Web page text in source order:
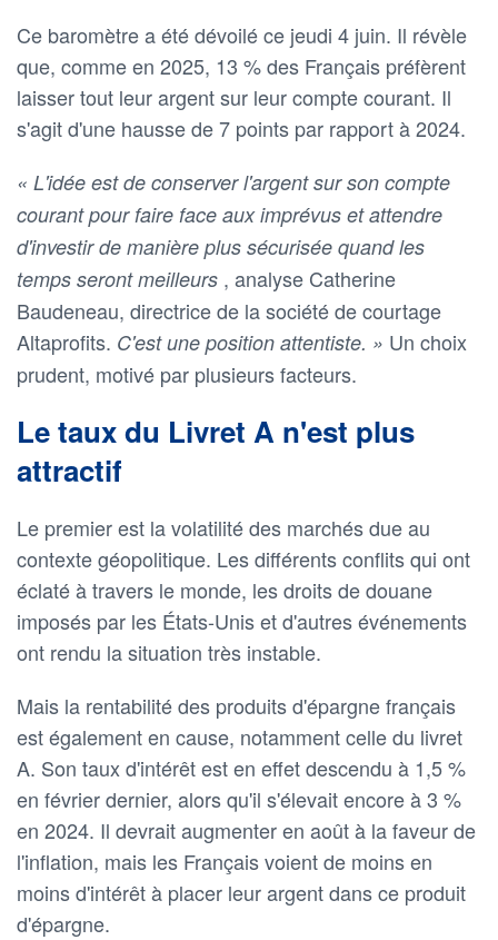
Ce baromètre a été dévoilé ce jeudi 4 juin. Il révèle
que, comme en 2025, 13 % des Français préfèrent
laisser tout leur argent sur leur compte courant. Il
s'agit d'une hausse de 7 points par rapport à 2024.
« L'idée est de conserver l'argent sur son compte
courant pour faire face aux imprévus et attendre
d'investir de manière plus sécurisée quand les
temps seront meilleurs , analyse Catherine
Baudeneau, directrice de la société de courtage
Altaprofits. C'est une position attentiste. » Un choix
prudent, motivé par plusieurs facteurs.
Le taux du Livret A n'est plus
attractif
Le premier est la volatilité des marchés due au
contexte géopolitique. Les différents conflits qui ont
éclaté à travers le monde, les droits de douane
imposés par les États-Unis et d'autres événements
ont rendu la situation très instable.
Mais la rentabilité des produits d'épargne français
est également en cause, notamment celle du livret
A. Son taux d'intérêt est en effet descendu à 1,5 %
en février dernier, alors qu'il s'élevait encore à 3 %
en 2024. Il devrait augmenter en août à la faveur de
l'inflation, mais les Français voient de moins en
moins d'intérêt à placer leur argent dans ce produit
d'épargne.